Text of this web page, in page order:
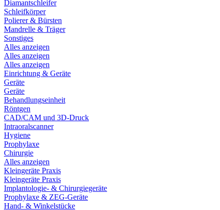
Diamantschleifer
Schleifkörper
Polierer & Bürsten
Mandrelle & Träger
Sonstiges
Alles anzeigen
Alles anzeigen
Alles anzeigen
Einrichtung & Geräte
Geräte
Geräte
Behandlungseinheit
Röntgen
CAD/CAM und 3D-Druck
Intraoralscanner
Hygiene
Prophylaxe
Chirurgie
Alles anzeigen
Kleingeräte Praxis
Kleingeräte Praxis
Implantologie- & Chirurgiegeräte
Prophylaxe & ZEG-Geräte
Hand- & Winkelstücke